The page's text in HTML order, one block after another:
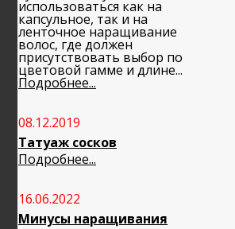
использоваться как на
капсульное, так и на
ленточное наращивание
волос, где должен
присутствовать выбор по
цветовой гамме и длине...
Подробнее...
08.12.2019
Татуаж сосков
Подробнее...
16.06.2022
Минусы наращивания